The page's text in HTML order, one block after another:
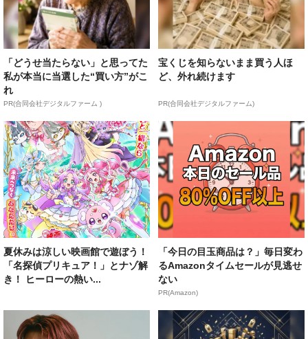
「どうせ当たらない」と思ってた
私が本当に当選した“買い方”がこ
れ
PR(合同会社デジタルファーム )
宝くじを知らないまま買う人ほ
ど、外れ続けます
PR(合同会社デジタルファーム)
夏休みは涼しい映画館で遊ぼう！
「名探偵プリキュア！」とナゾ解
き！ ヒーローの熱い...
「今日の目玉商品は？」毎日変わ
るAmazonタイムセールが見逃せ
ない
PR(Amazon)